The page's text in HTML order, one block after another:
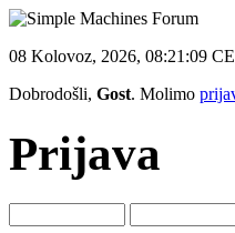
08 Kolovoz, 2026, 08:21:09
Dobrodošli, Gost. Molimo
Prijava